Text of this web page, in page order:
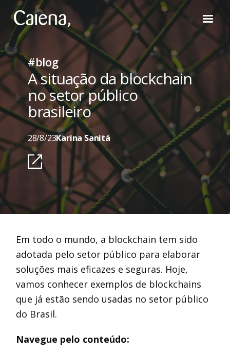
#blog
A situação da blockchain
no setor público
brasileiro
28/8/23Karina Sanitá
Em todo o mundo, a blockchain tem sido
adotada pelo setor público para elaborar
soluções mais eficazes e seguras. Hoje,
vamos conhecer exemplos de blockchains
que já estão sendo usadas no setor público
do Brasil.
Navegue pelo conteúdo: